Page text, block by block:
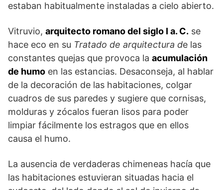
estaban habitualmente instaladas a cielo abierto.
Vitruvio, arquitecto romano del siglo I a. C. se
hace eco en su Tratado de arquitectura de las
constantes quejas que provoca la acumulación
de humo en las estancias. Desaconseja, al hablar
de la decoración de las habitaciones, colgar
cuadros de sus paredes y sugiere que cornisas,
molduras y zócalos fueran lisos para poder
limpiar fácilmente los estragos que en ellos
causa el humo.
La ausencia de verdaderas chimeneas hacía que
las habitaciones estuvieran situadas hacia el